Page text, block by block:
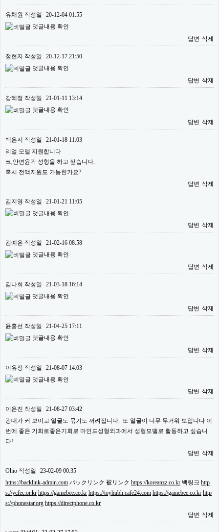
유채원 작성일
20-12-04 01:55
댓글내용 확인
답변 삭제
정현지 작성일
20-12-17 21:50
댓글내용 확인
답변 삭제
강혜정 작성일
21-01-11 13:14
댓글내용 확인
답변 삭제
백은지 작성일
21-01-18 11:03
리얼 모델 지원합니다
코,안면윤곽 성형을 하고 싶습니다.
혹시 전액지원도 가능한가요?
답변 삭제
김지영 작성일
21-01-21 11:05
댓글내용 확인
답변 삭제
김예은 작성일
21-02-16 08:58
댓글내용 확인
답변 삭제
김나희 작성일
21-03-18 16:14
댓글내용 확인
답변 삭제
윤홍선 작성일
21-04-25 17:11
댓글내용 확인
답변 삭제
이유정 작성일
21-08-07 14:03
댓글내용 확인
답변 삭제
이은진 작성일
21-08-27 03:42
광대가 커 보이고 얼굴도 묶기도 꺼려집니다. 또 얼굴이 너무 무거워 보입니다 이
번에 좋은 기회로좋은기회로 마인드성형외과에서 성형모델로 활동하고 싶습니
다!
답변 삭제
Ohio 작성일
23-02-09 00:35
https://backlink-admin.com バックリンク 被リンク https://koreanzz.co.kr 백링크 http
s://ycfec.or.kr https://gamebee.co.kr https://toyhubh.cafe24.com https://gamebee.co.kr http
s://phonestar.org https://directphone.co.kr
답변 삭제